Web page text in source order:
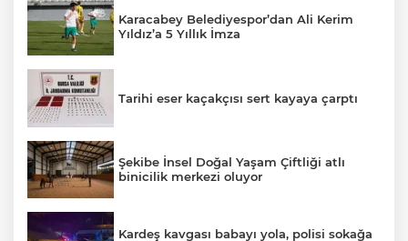
Karacabey Belediyespor’dan Ali Kerim
Yıldız’a 5 Yıllık İmza
Tarihi eser kaçakçısı sert kayaya çarptı
Şekibe İnsel Doğal Yaşam Çiftliği atlı
binicilik merkezi oluyor
Kardeş kavgası babayı yola, polisi sokağa